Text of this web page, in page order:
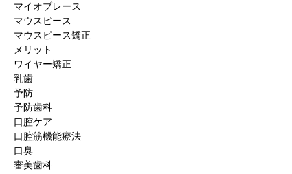
マイオブレース
マウスピース
マウスピース矯正
メリット
ワイヤー矯正
乳歯
予防
予防歯科
口腔ケア
口腔筋機能療法
口臭
審美歯科